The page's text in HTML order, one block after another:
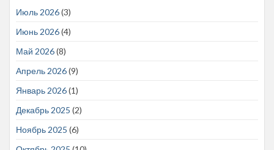
Июль 2026(3)
Июнь 2026(4)
Май 2026(8)
Апрель 2026(9)
Январь 2026(1)
Декабрь 2025 (2)
Ноябрь 2025 (6)